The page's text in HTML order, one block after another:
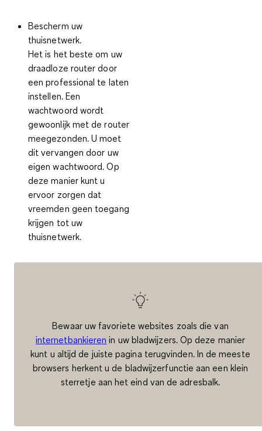
Bescherm uw
thuisnetwerk.
Het is het beste om uw
draadloze router door
een professional te laten
instellen. Een
wachtwoord wordt
gewoonlijk met de router
meegezonden. U moet
dit vervangen door uw
eigen wachtwoord. Op
deze manier kunt u
ervoor zorgen dat
vreemden geen toegang
krijgen tot uw
thuisnetwerk.
Bewaar uw favoriete websites zoals die van
internetbankieren in uw bladwijzers.Op deze manier
kunt u altijd de juiste pagina terugvinden. In de meeste
browsers herkent u de bladwijzerfunctie aan een klein
sterretje aan het eind van de adresbalk.